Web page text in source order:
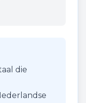
die